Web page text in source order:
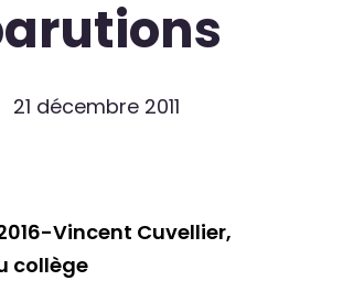
21 décembre 2011
Vincent Cuvellier,
collège